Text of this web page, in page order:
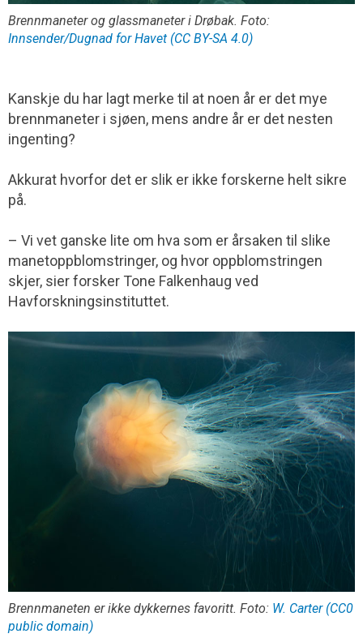
Brennmaneter og glassmaneter i Drøbak. Foto:
Innsender/Dugnad for Havet (CC BY-SA 4.0)
Kanskje du har lagt merke til at noen år er det mye
brennmaneter i sjøen, mens andre år er det nesten
ingenting?
Akkurat hvorfor det er slik er ikke forskerne helt sikre
på.
– Vi vet ganske lite om hva som er årsaken til slike
manetoppblomstringer, og hvor oppblomstringen
skjer, sier forsker Tone Falkenhaug ved
Havforskningsinstituttet.
Brennmaneten er ikke dykkernes favoritt. Foto: W. Carter (CC0
public domain)